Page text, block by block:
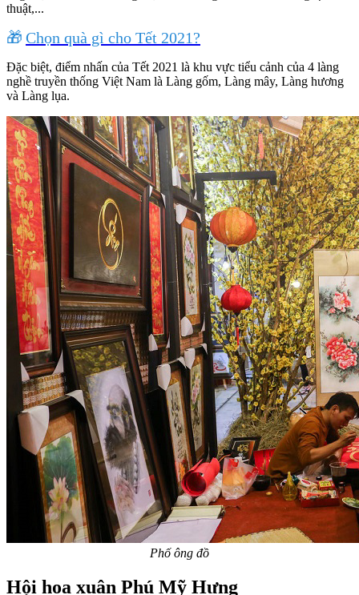
thuật,...
🎁 Chọn quà gì cho Tết 2021?
Đặc biệt, điểm nhấn của Tết 2021 là khu vực tiểu cảnh của 4 làng
nghề truyền thống Việt Nam là Làng gốm, Làng mây, Làng hương
và Làng lụa.
Phố ông đồ
Hội hoa xuân Phú Mỹ Hưng